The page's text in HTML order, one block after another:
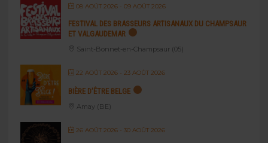
08 AOÛT 2026- 09 AOÛT 2026
FESTIVAL DES BRASSEURS ARTISANAUX DU CHAMPSAUR
ET VALGAUDEMAR
Saint-Bonnet-en-Champsaur (05)
22 AOÛT 2026- 23 AOÛT 2026
BIÈRE D’ÊTRE BELGE
Amay (BE)
26 AOÛT 2026- 30 AOÛT 2026